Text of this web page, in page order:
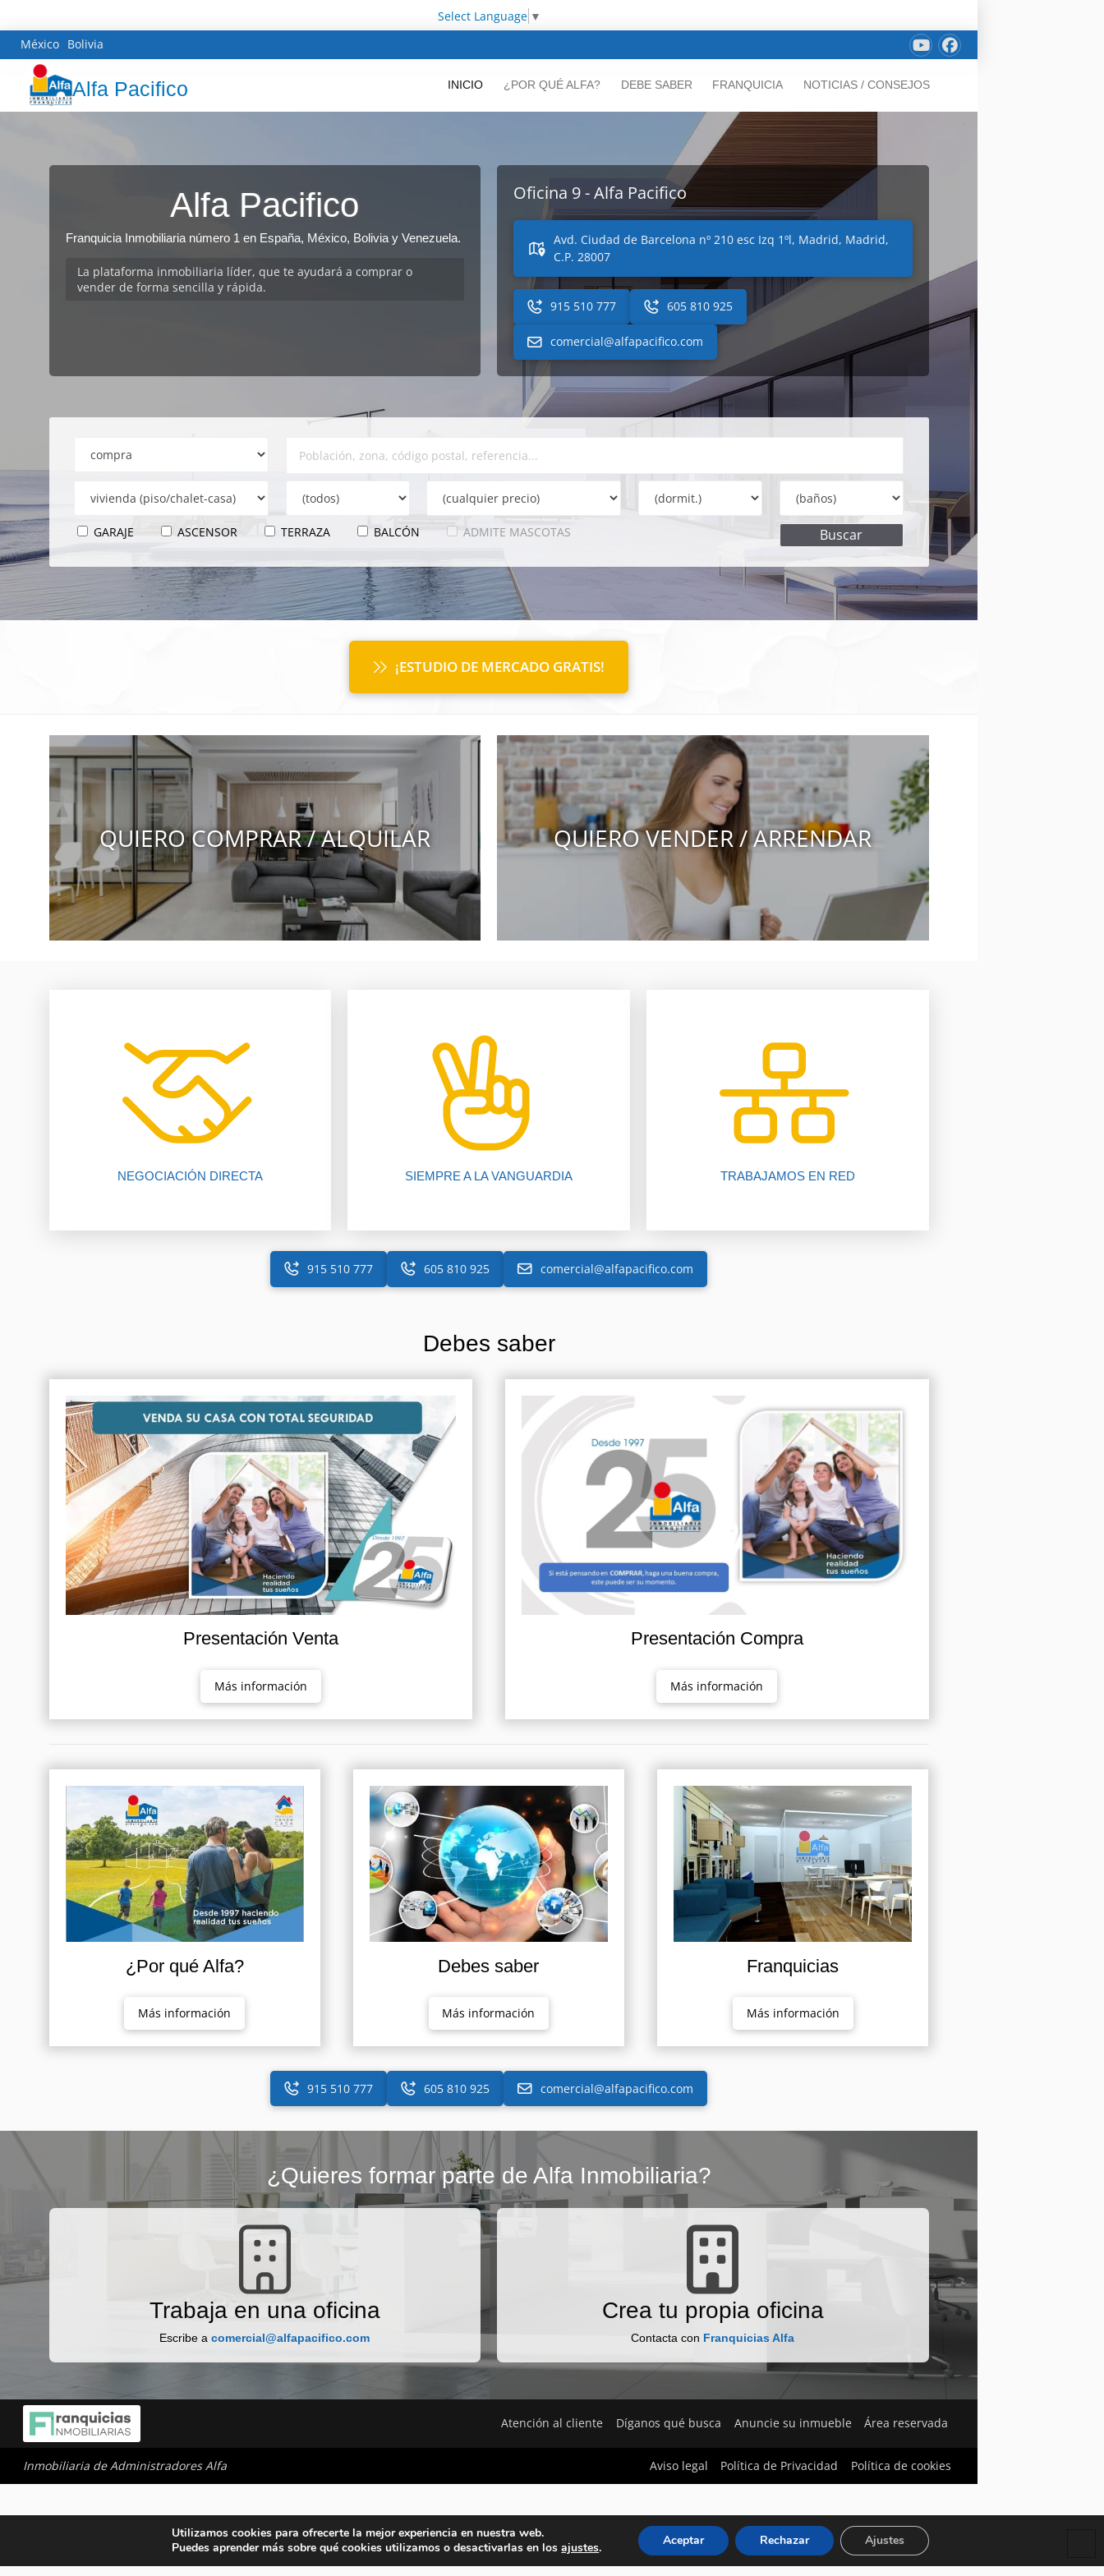
Select Language ▼
México Bolivia
Alfa Pacifico INICIO ¿POR QUÉ ALFA? DEBE SABER FRANQUICIA NOTICIAS / CONSEJOS
Alfa Pacifico
Franquicia Inmobiliaria número 1 en España, México, Bolivia y Venezuela.
La plataforma inmobiliaria líder, que te ayudará a comprar o
vender de forma sencilla y rápida.
Oficina 9 - Alfa Pacifico
Avd. Ciudad de Barcelona nº 210 esc Izq 1ºl, Madrid, Madrid,
C.P. 28007
915 510 777 605 810 925
comercial@alfapacifico.com
GARAJE ASCENSOR TERRAZA BALCÓN ADMITE MASCOTAS
¡ESTUDIO DE MERCADO GRATIS!
QUIERO COMPRAR / ALQUILAR QUIERO VENDER / ARRENDAR
NEGOCIACIÓN DIRECTA
El 80% de las negociaciones se
pierden por falta de comunicación
entre comprador y vendedor,
nosotros te ayudamos.
SIEMPRE A LA VANGUARDIA
Te ahorramos tiempo y dinero gracias
a nuestros procedimientos,
compruébalo.
TRABAJAMOS EN RED
Más de 225 oficinas y más de 2050
asesores trabajando para ti gracias a
nuestro software inmobiliario.
915 510 777 605 810 925 comercial@alfapacifico.com
Debes saber
Presentación Venta
Más información
Presentación Compra
Más información
¿Por qué Alfa?
Más información
Debes saber
Más información
Franquicias
Más información
915 510 777 605 810 925 comercial@alfapacifico.com
¿Quieres formar parte de Alfa Inmobiliaria?
Trabaja en una oficina
Escribe acomercial@alfapacifico.com
Crea tu propia oficina
Contacta con Franquicias Alfa
Atención al cliente Díganos qué busca Anuncie su inmueble Área reservada
Inmobiliaria de Administradores Alfa Aviso legal Política de Privacidad Política de cookies
Utilizamos cookies para ofrecerte la mejor experiencia en nuestra web.
Puedes aprender más sobre qué cookies utilizamos o desactivarlas en losajustes. Aceptar Rechazar Ajustes